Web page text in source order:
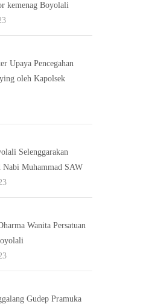
kemenag Boyolali
Upaya Pencegahan
oleh Kapolsek
Selenggarakan
Nabi Muhammad SAW
Wanita Persatuan
Gudep Pramuka